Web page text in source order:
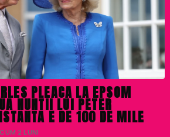
PLEACA LA EPSOM
NUNTII LUI PETER
E DE 100 DE MILE
2 LUNI